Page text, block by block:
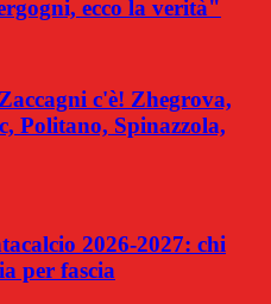
ecco la verità"
c'è! Zhegrova,
Politano, Spinazzola,
2026-2027: chi
per fascia